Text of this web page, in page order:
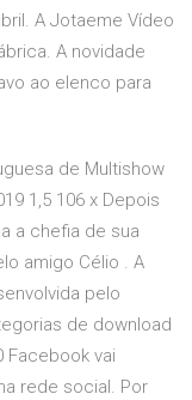
A Jotaeme Vídeo
A novidade
ao elenco para
de Multishow
1,5 106 x Depois
a chefia de sua
amigo Célio . A
pelo
de download
Facebook vai
rede social. Por